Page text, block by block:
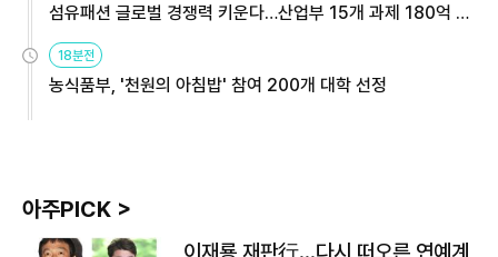
섬유패션 글로벌 경쟁력 키운다…산업부 15개 과제 180억 지
18분전
농식품부, '천원의 아침밥' 참여 200개 대학 선정
아주PICK >
이재룡 재판行…다시 떠오른 연예계